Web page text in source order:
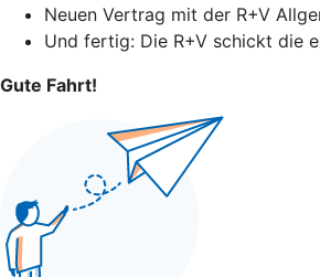
Neuen Vertrag mit der R+V
Und fertig: Die R+V schickt die
Gute Fahrt!